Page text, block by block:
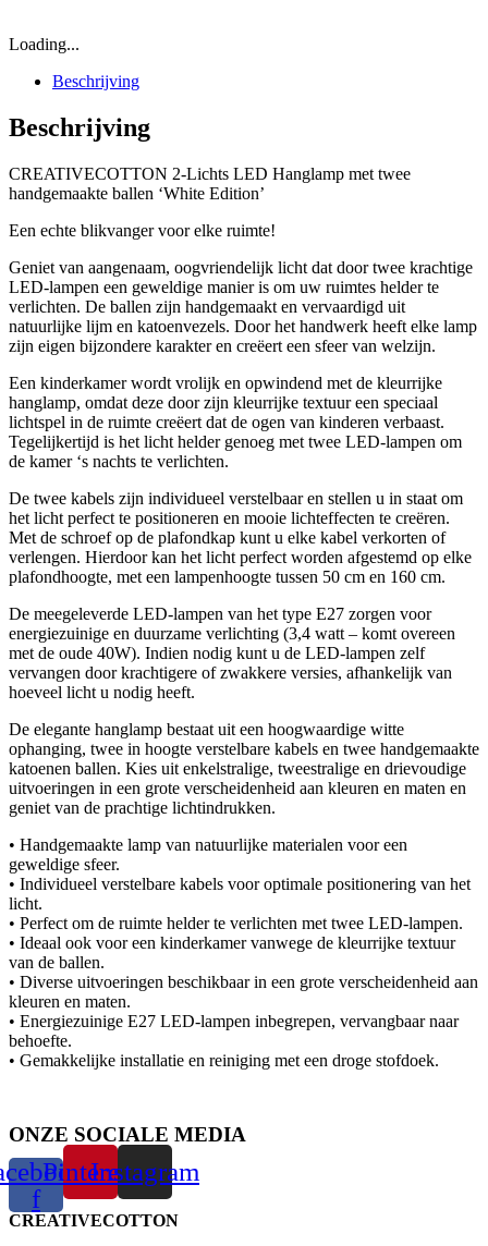
Loading...
Beschrijving
Beschrijving
CREATIVECOTTON 2-Lichts LED Hanglamp met twee
handgemaakte ballen ‘White Edition’
Een echte blikvanger voor elke ruimte!
Geniet van aangenaam, oogvriendelijk licht dat door twee krachtige
LED-lampen een geweldige manier is om uw ruimtes helder te
verlichten. De ballen zijn handgemaakt en vervaardigd uit
natuurlijke lijm en katoenvezels. Door het handwerk heeft elke lamp
zijn eigen bijzondere karakter en creëert een sfeer van welzijn.
Een kinderkamer wordt vrolijk en opwindend met de kleurrijke
hanglamp, omdat deze door zijn kleurrijke textuur een speciaal
lichtspel in de ruimte creëert dat de ogen van kinderen verbaast.
Tegelijkertijd is het licht helder genoeg met twee LED-lampen om
de kamer ‘s nachts te verlichten.
De twee kabels zijn individueel verstelbaar en stellen u in staat om
het licht perfect te positioneren en mooie lichteffecten te creëren.
Met de schroef op de plafondkap kunt u elke kabel verkorten of
verlengen. Hierdoor kan het licht perfect worden afgestemd op elke
plafondhoogte, met een lampenhoogte tussen 50 cm en 160 cm.
De meegeleverde LED-lampen van het type E27 zorgen voor
energiezuinige en duurzame verlichting (3,4 watt – komt overeen
met de oude 40W). Indien nodig kunt u de LED-lampen zelf
vervangen door krachtigere of zwakkere versies, afhankelijk van
hoeveel licht u nodig heeft.
De elegante hanglamp bestaat uit een hoogwaardige witte
ophanging, twee in hoogte verstelbare kabels en twee handgemaakte
katoenen ballen. Kies uit enkelstralige, tweestralige en drievoudige
uitvoeringen in een grote verscheidenheid aan kleuren en maten en
geniet van de prachtige lichtindrukken.
• Handgemaakte lamp van natuurlijke materialen voor een
geweldige sfeer.
• Individueel verstelbare kabels voor optimale positionering van het
licht.
• Perfect om de ruimte helder te verlichten met twee LED-lampen.
• Ideaal ook voor een kinderkamer vanwege de kleurrijke textuur
van de ballen.
• Diverse uitvoeringen beschikbaar in een grote verscheidenheid aan
kleuren en maten.
• Energiezuinige E27 LED-lampen inbegrepen, vervangbaar naar
behoefte.
• Gemakkelijke installatie en reiniging met een droge stofdoek.
ONZE SOCIALE MEDIA
f
PinterestInstagram
CREATIVECOTTON